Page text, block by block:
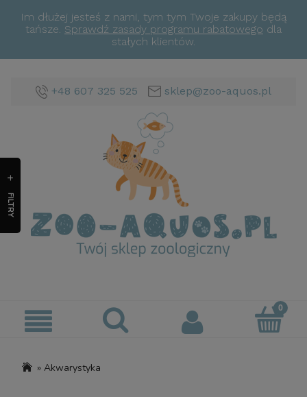
Im dłużej jesteś z nami, tym tym Twoje zakupy będą
tańsze. Sprawdź zasady programu rabatowego dla
stałych klientów.
+48 607 325 525 sklep@zoo-aquos.pl
» Akwarystyka
FILTRY